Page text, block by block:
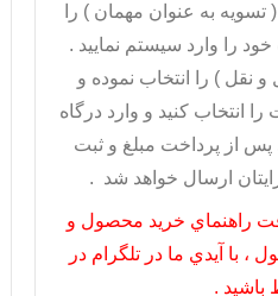
تسويه به عنوان مهمان ) را
را وارد سيستم نماييد .
نقل ) را انتخاب نموده و
انتخاب کنيد و وارد درگاه
از پرداخت مبلغ و ثبت
ارسال خواهد شد .
راهنماي خريد محصول و
با آيدي ما در تلگرام در
باشيد .